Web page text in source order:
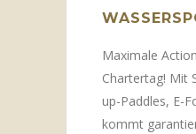
Maximale
Chartertag! Mit
up-Paddles, E-
kommt